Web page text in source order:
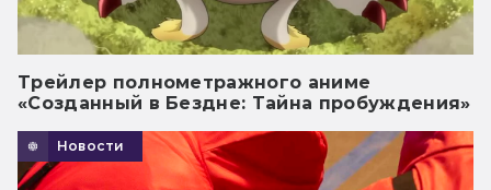
Трейлер полнометражного аниме
«Созданный в Бездне: Тайна пробуждения»
Новости